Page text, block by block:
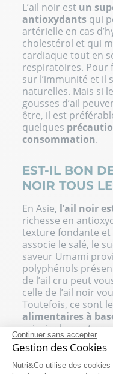
Continuer sans accepter
Gestion des Cookies
Nutri&Co utilise des
L’ail noir est un
antioxydants qui
artérielle en cas
cholestérol et qui
cardiaque tout en
respiratoires. Pour
sur l’immunité et il
naturelles. Mais si
gousses d’ail
être, il est
quelques
consommation.
EST-IL BON
NOIR TOUS
En Asie, l’ail noir
richesse en
texture fondante
associe le salé, le
saveur Umami
polyphénols
de l’ail cru peut
celle de l’ail noir
Toutefois, ce sont
alimentaires à
principalement
Bien que la gousse
dans un plat de